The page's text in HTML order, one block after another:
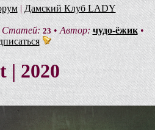
| Дамский Клуб LADY
Статей: 23 •Автор: чудо-ёжик•
| 2020